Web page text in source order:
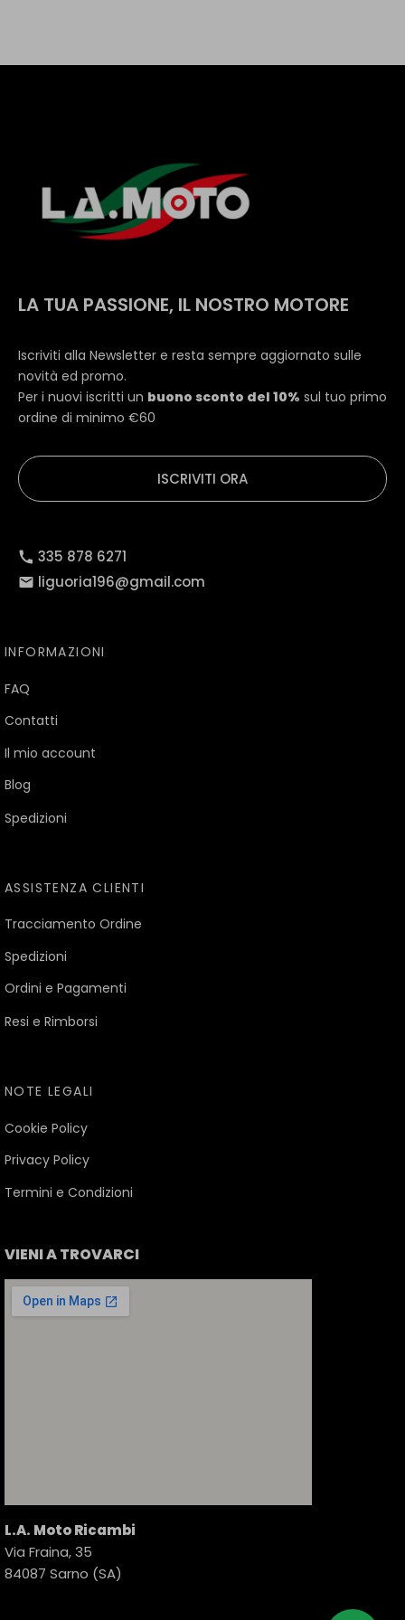
LA TUA PASSIONE, IL NOSTRO MOTORE
Iscriviti alla Newsletter e resta sempre aggiornato sulle
novità ed promo.
Per i nuovi iscritti un buono sconto del 10% sul tuo primo
ordine di minimo €60
ISCRIVITI ORA
335 878 6271
liguoria196@gmail.com
INFORMAZIONI
FAQ
Contatti
Il mio account
Blog
Spedizioni
ASSISTENZA CLIENTI
Tracciamento Ordine
Spedizioni
Ordini e Pagamenti
Resi e Rimborsi
NOTE LEGALI
Cookie Policy
Privacy Policy
Termini e Condizioni
VIENI A TROVARCI
L.A. Moto Ricambi
Via Fraina, 35
84087 Sarno (SA)